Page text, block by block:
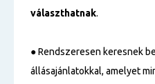
választhatnak.
● Rendszeresen keresnek
állásajánlatokkal, amelyet